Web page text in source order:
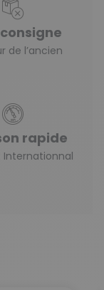
de l’ancien
rapide
Internationnal